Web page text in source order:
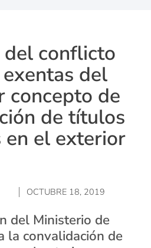
conflicto
del
concepto de
de títulos
en el exterior
OCTUBRE 18, 2019
del Ministerio de
la convalidación de